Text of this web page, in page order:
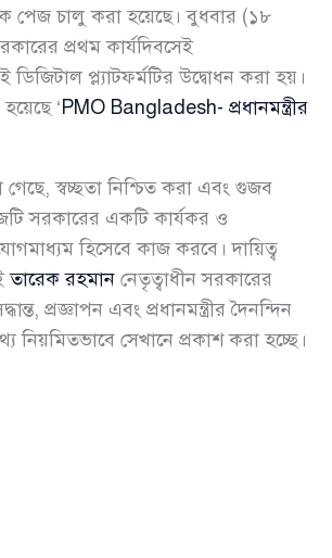
পেজ চালু করা হয়েছে। বুধবার (১৮
প্রথম কার্যদিবসেই
প্ল্যাটফর্মটির উদ্বোধন করা হয়।
‘PMO Bangladesh- প্রধানমন্ত্রীর
গেছে, স্বচ্ছতা নিশ্চিত করা এবং গুজব
সরকারের একটি কার্যকর ও
হিসেবে কাজ করবে। দায়িত্ব
তারেক রহমান নেতৃত্বাধীন সরকারের
প্রজ্ঞাপন এবং প্রধানমন্ত্রীর দৈনন্দিন
নিয়মিতভাবে সেখানে প্রকাশ করা হচ্ছে।